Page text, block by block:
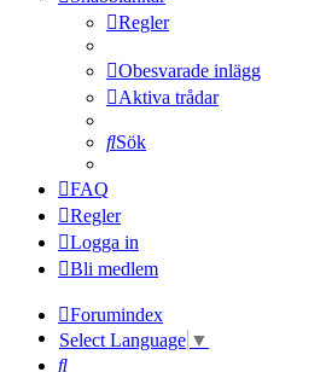
Regler
Obesvarade inlägg
Aktiva trådar
Sök
FAQ
Regler
Logga in
Bli medlem
Forumindex
Select Language ▼
Sök